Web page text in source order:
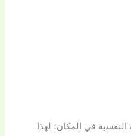
النفسية في المكان؛ لهذا